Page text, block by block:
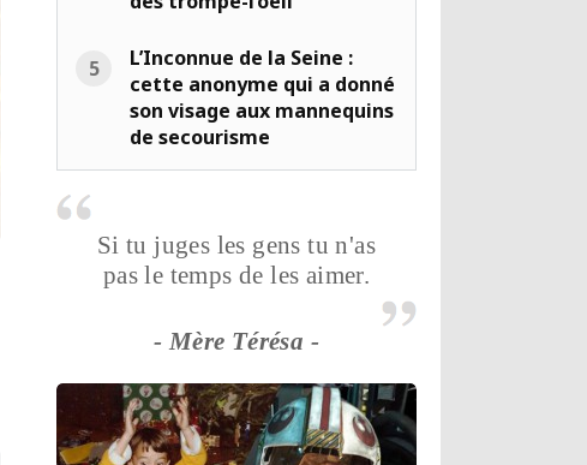
L’Inconnue de la Seine :
cette anonyme qui a donné
son visage aux mannequins
de secourisme
Si tu juges les gens tu n'as
pas le temps de les aimer.
- Mère Térésa -